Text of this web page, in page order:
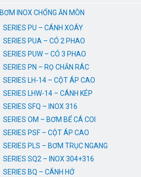
BƠM INOX CHỐNG ĂN MÒN
SERIES PU – CÁNH XOÁY
SERIES PUA – CÓ 2 PHAO
SERIES PUW – CÓ 3 PHAO
SERIES PN – RỌ CHẮN RÁC
SERIES LH-14 – CỘT ÁP CAO
SERIES LHW-14 – CÁNH KÉP
SERIES SFQ – INOX 316
SERIES OM – BƠM BỂ CÁ COI
SERIES PSF – CỘT ÁP CAO
SERIES PLS – BƠM TRỤC NGANG
SERIES SQ2 – INOX 304+316
SERIES BQ – CÁNH HỞ